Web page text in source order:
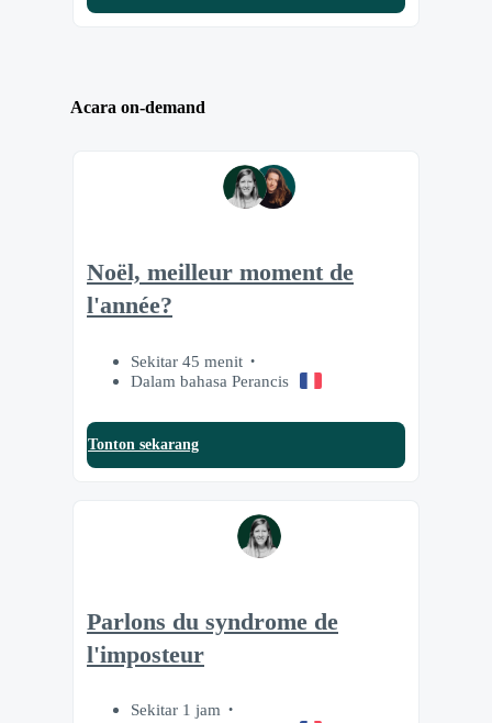
Acara on-demand
Noël, meilleur moment de
l'année?
Sekitar 45 menit
Dalam bahasa Perancis
Tonton sekarang
Parlons du syndrome de
l'imposteur
Sekitar 1 jam